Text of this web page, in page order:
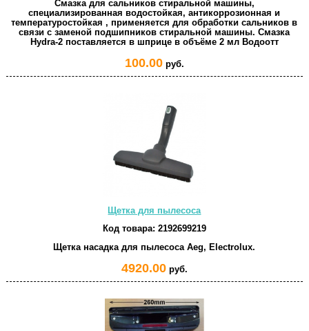
Смазка для сальников стиральной машины,
специализированная водостойкая, антикоррозионная и
температуростойкая , применяется для обработки сальников в
связи с заменой подшипников стиральной машины. Смазка
Hydra-2 поставляется в шприце в объёме 2 мл Водоотт
100.00руб.
Щетка для пылесоса
Код товара: 2192699219
Щетка насадка для пылесоса Aeg, Electrolux.
4920.00руб.